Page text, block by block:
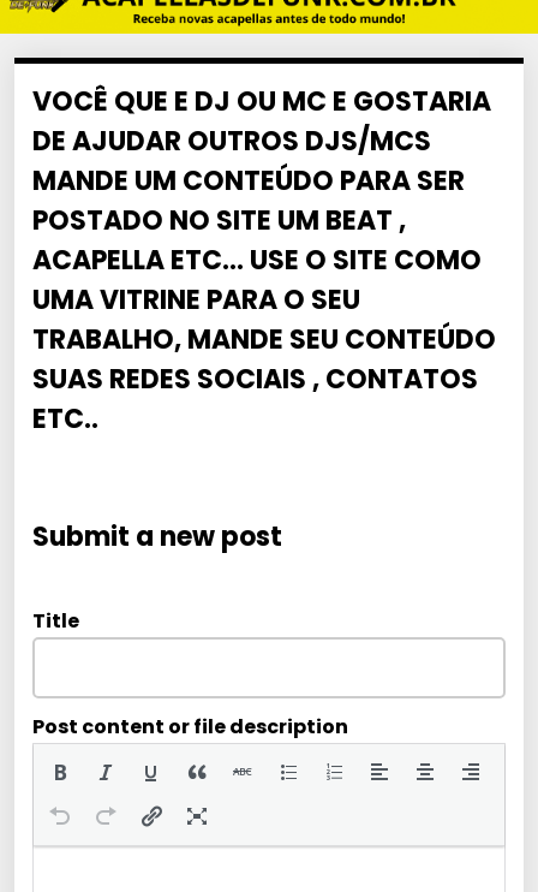
VOCÊ QUE E DJ OU MC E GOSTARIA
DE AJUDAR OUTROS DJS/MCS
MANDE UM CONTEÚDO PARA SER
POSTADO NO SITE UM BEAT ,
ACAPELLA ETC… USE O SITE COMO
UMA VITRINE PARA O SEU
TRABALHO, MANDE SEU CONTEÚDO
SUAS REDES SOCIAIS , CONTATOS
ETC..
Submit a new post
Title
Post content or file description